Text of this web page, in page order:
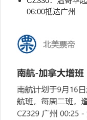
06:00抵达广州